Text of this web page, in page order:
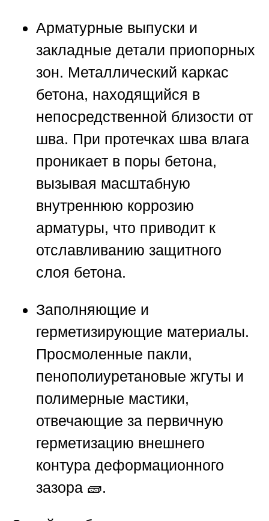
Арматурные выпуски и
закладные детали приопорных
зон. Металлический каркас
бетона, находящийся в
непосредственной близости от
шва. При протечках шва влага
проникает в поры бетона,
вызывая масштабную
внутреннюю коррозию
арматуры, что приводит к
отславливанию защитного
слоя бетона.
Заполняющие и
герметизирующие материалы.
Просмоленные пакли,
пенополиуретановые жгуты и
полимерные мастики,
отвечающие за первичную
герметизацию внешнего
контура деформационного
зазора 🧱.